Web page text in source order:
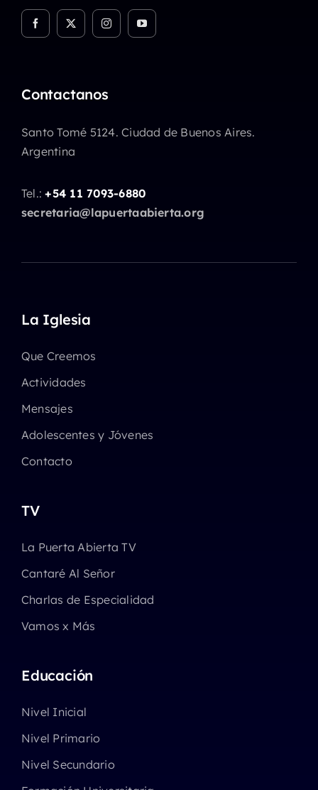
Contactanos
Santo Tomé 5124. Ciudad de Buenos Aires.
Argentina
Tel.:+54 11 7093-6880
secretaria@lapuertaabierta.org
La Iglesia
Que Creemos
Actividades
Mensajes
Adolescentes y Jóvenes
Contacto
TV
La Puerta Abierta TV
Cantaré Al Señor
Charlas de Especialidad
Vamos x Más
Educación
Nivel Inicial
Nivel Primario
Nivel Secundario